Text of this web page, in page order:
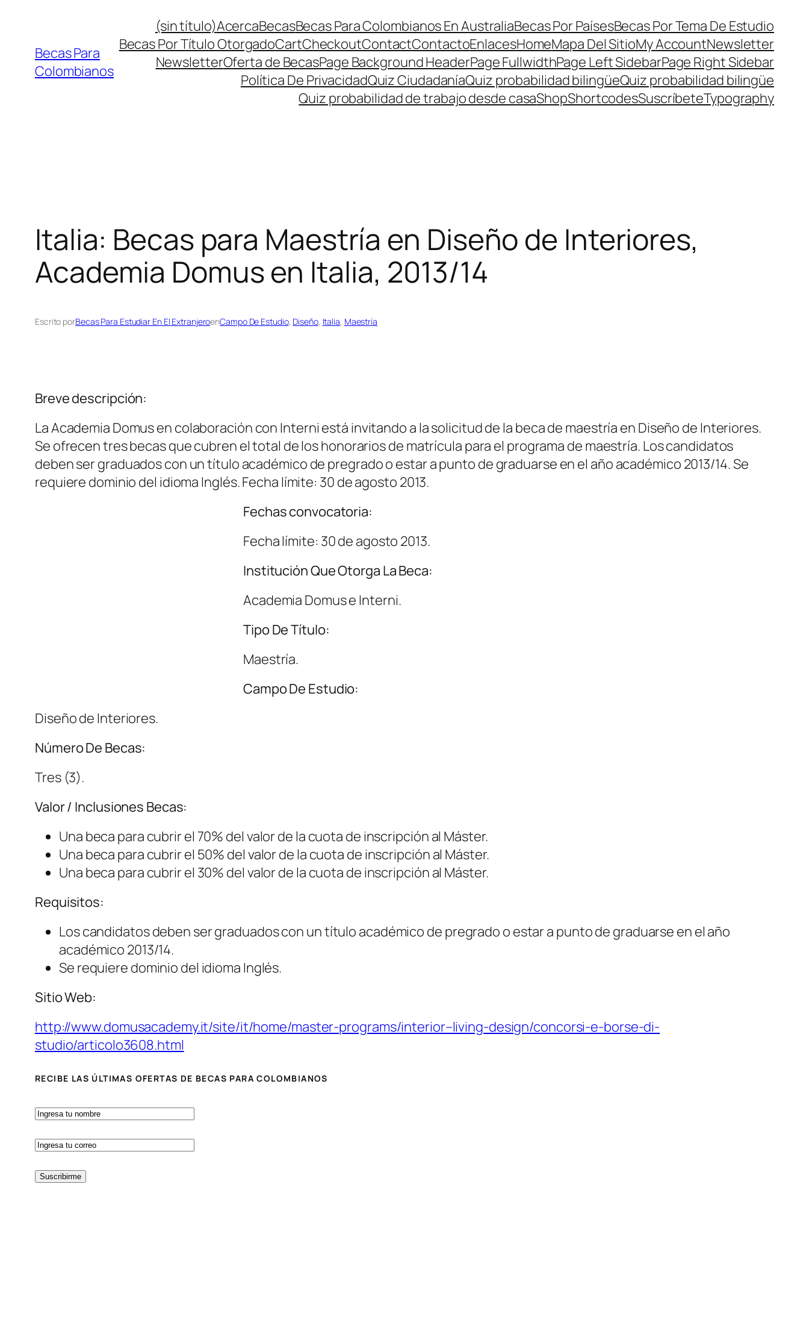
contenido
Becas Para
Colombianos
(sin título)AcercaBecasBecas Para Colombianos En AustraliaBecas Por PaísesBecas Por Tema De Estudio
Becas Por Título OtorgadoCartCheckoutContactContactoEnlacesHomeMapa Del SitioMy AccountNewsletter
NewsletterOferta de BecasPage Background HeaderPage FullwidthPage Left SidebarPage Right Sidebar
Política De PrivacidadQuiz CiudadaníaQuiz probabilidad bilingüeQuiz probabilidad bilingüe
Quiz probabilidad de trabajo desde casaShopShortcodesSuscríbeteTypography
Italia: Becas para Maestría en Diseño de Interiores,
Academia Domus en Italia, 2013/14
Escrito porBecas Para Estudiar En El ExtranjeroenCampo De Estudio, Diseño, Italia, Maestría
Breve descripción:
La Academia Domus en colaboración con Interni está invitando a la solicitud de la beca de maestría en Diseño de Interiores.
Se ofrecen tres becas que cubren el total de los honorarios de matrícula para el programa de maestría. Los candidatos
deben ser graduados con un título académico de pregrado o estar a punto de graduarse en el año académico 2013/14. Se
requiere dominio del idioma Inglés. Fecha límite: 30 de agosto 2013.
Fechas convocatoria:
Fecha límite: 30 de agosto 2013.
Institución Que Otorga La Beca:
Academia Domus e Interni.
Tipo De Título:
Maestría.
Campo De Estudio:
Diseño de Interiores.
Número De Becas:
Tres (3).
Valor / Inclusiones Becas:
Una beca para cubrir el 70% del valor de la cuota de inscripción al Máster.
Una beca para cubrir el 50% del valor de la cuota de inscripción al Máster.
Una beca para cubrir el 30% del valor de la cuota de inscripción al Máster.
Requisitos:
Los candidatos deben ser graduados con un título académico de pregrado o estar a punto de graduarse en el año
académico 2013/14.
Se requiere dominio del idioma Inglés.
Sitio Web:
http://www.domusacademy.it/site/it/home/master-programs/interior–living-design/concorsi-e-borse-di-
studio/articolo3608.html
RECIBE LAS ÚLTIMAS OFERTAS DE BECAS PARA COLOMBIANOS